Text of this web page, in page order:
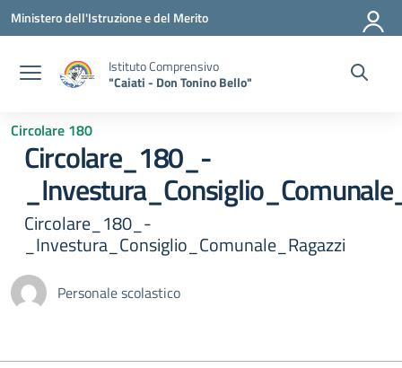
Vai ai contenuti
Vai al menu di navigazione
Vai al footer
Ministero dell'Istruzione e del Merito
Istituto Comprensivo
"Caiati - Don Tonino Bello"
Circolare 180
Circolare_180_-
Circolare_180_-
_Investura_Consiglio_Comunale_Ragazzi
Personale scolastico